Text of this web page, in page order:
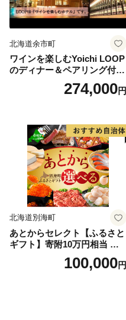
北海道余市町
ワインを楽しむYoichi LOOP
のディナー＆ペアリング付宿
泊プラン＜デラックスツイン
274,000円
北海道別海町
あとからセレクト【ふるさと
ギフト】寄附10万円相当 あ
とから選べる！ ギフト いく
ら ほたて 海鮮 牛肉 別海町
100,000円